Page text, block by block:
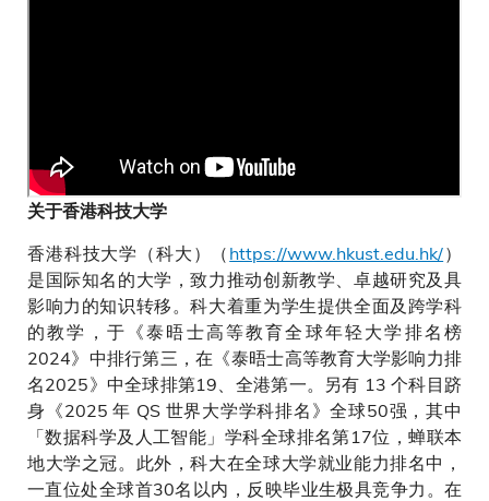
关于香港科技大学
香港科技大学（科大）（https://www.hkust.edu.hk/）
是国际知名的大学，致力推动创新教学、卓越研究及具
影响力的知识转移。科大着重为学生提供全面及跨学科
的教学，于《泰晤士高等教育全球年轻大学排名榜
2024》中排行第三，在《泰晤士高等教育大学影响力排
名2025》中全球排第19、全港第一。另有 13 个科目跻
身《2025 年 QS 世界大学学科排名》全球50强，其中
「数据科学及人工智能」学科全球排名第17位，蝉联本
地大学之冠。此外，科大在全球大学就业能力排名中，
一直位处全球首30名以内，反映毕业生极具竞争力。在